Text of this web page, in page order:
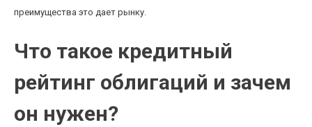
преимущества это дает рынку.
Что такое кредитный
рейтинг облигаций и зачем
он нужен?